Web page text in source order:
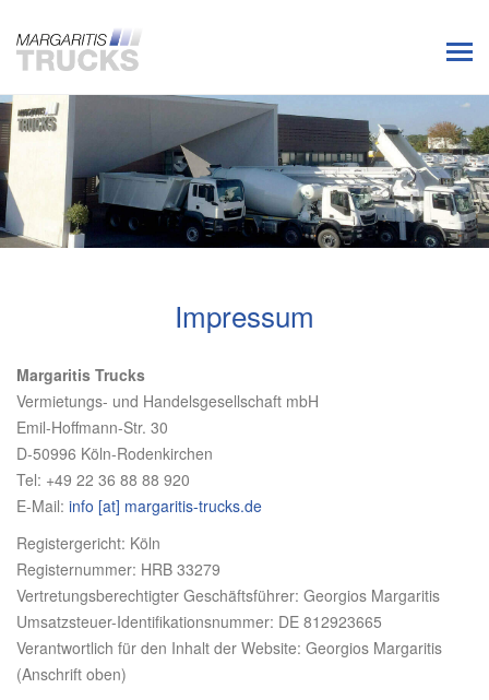
Impressum
Margaritis Trucks
Vermietungs- und Handelsgesellschaft mbH
Emil-Hoffmann-Str. 30
D-50996 Köln-Rodenkirchen
Tel: +49 22 36 88 88 920
E-Mail: info [at] margaritis-trucks.de
Registergericht: Köln
Registernummer: HRB 33279
Vertretungsberechtigter Geschäftsführer: Georgios Margaritis
Umsatzsteuer-Identifikationsnummer: DE 812923665
Verantwortlich für den Inhalt der Website: Georgios Margaritis
(Anschrift oben)